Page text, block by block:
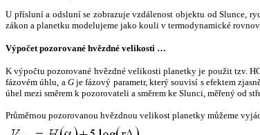
U přísluní a odsluní se zobrazuje vzdálenost objektu od Slunce,
zákon a planetku modelujeme jako kouli v termodynamické
Výpočet pozorované hvězdné velikosti …
K výpočtu pozorované hvězdné velikosti planetky je použit tzv.
fázovém úhlu, a Gje fázový parametr, který souvisí s efektem
úhel mezi směrem k pozorovateli a směrem ke Slunci, měřený od
Průměrnou pozorovanou hvězdnou velikost planetky můžeme